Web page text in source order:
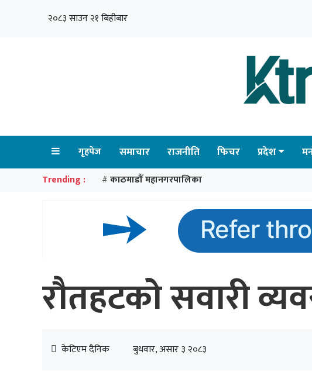
२०८३ साउन २१ बिहीबार
गृहपेज समाचार राजनीति फिचर प्रदेश
Trending : # काठमाडौँ महानगरपालिका
रौतहटको सवारी
केटिएम दैनिक बुधवार, असार ३ २०८३